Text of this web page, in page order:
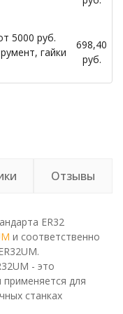
5000 руб.
гайки
698,40
руб.
Отзывы
ER32
и соответственно
- это
применяется для
станках